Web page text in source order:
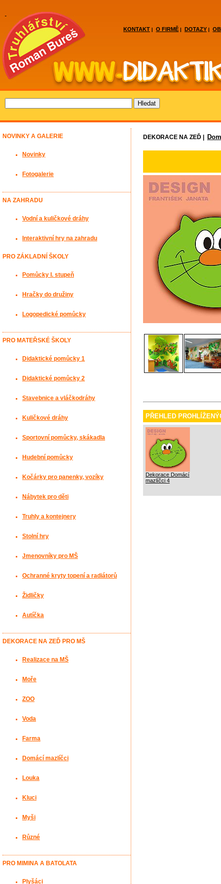
KONTAKT | O FIRMĚ | DOTAZY |
DEKORACE NA ZEĎ |
PŘEHLED
Dekorace Domácí
mazlíčci 4
NOVINKY A GALERIE
Novinky
Fotogalerie
NA ZAHRADU
Vodní a kuličkové dráhy
Interaktivní hry na zahradu
PRO ZÁKLADNÍ ŠKOLY
Pomůcky I. stupeň
Hračky do družiny
Logopedické pomůcky
PRO MATEŘSKÉ ŠKOLY
Didaktické pomůcky 1
Didaktické pomůcky 2
Stavebnice a vláčkodráhy
Kuličkové dráhy
Sportovní pomůcky, skákadla
Hudební pomůcky
Kočárky pro panenky, vozíky
Nábytek pro děti
Truhly a kontejnery
Stolní hry
Jmenovníky pro MŠ
Ochranné kryty topení a radiátorů
Židličky
Autíčka
DEKORACE NA ZEĎ PRO MŠ
Realizace na MŠ
Moře
ZOO
Voda
Farma
Domácí mazlíčci
Louka
Kluci
Myši
Různé
PRO MIMINA A BATOLATA
Plyšáci